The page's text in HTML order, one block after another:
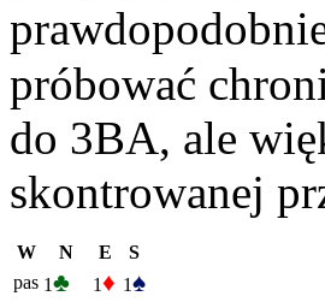
próbować
do 3BA, ale
skontrowanej
W N E
S
pas 1♣ 1♦ 1♠